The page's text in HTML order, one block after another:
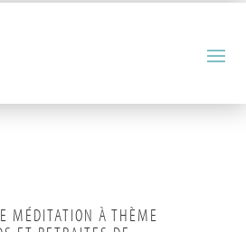
MÉDITATION À THÈME